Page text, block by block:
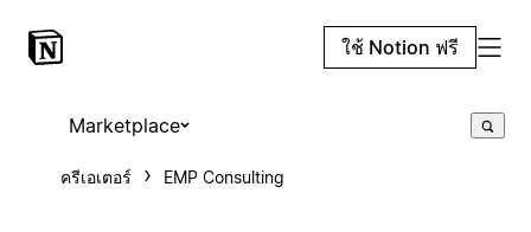
ใช้ Notion ฟรี
Marketplace
ครีเอเตอร์ EMP Consulting